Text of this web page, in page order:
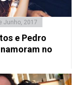
Junho, 2017
e Pedro
no